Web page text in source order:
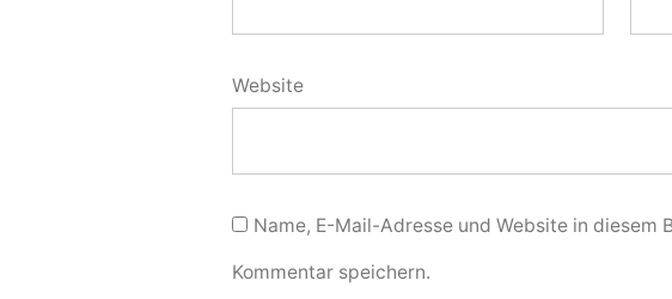
Website
Name, E-Mail-Adresse und Website in diesem
Kommentar speichern.